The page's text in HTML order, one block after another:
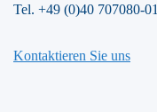
Tel. +49 (0)40 707080-01
Kontaktieren Sie uns